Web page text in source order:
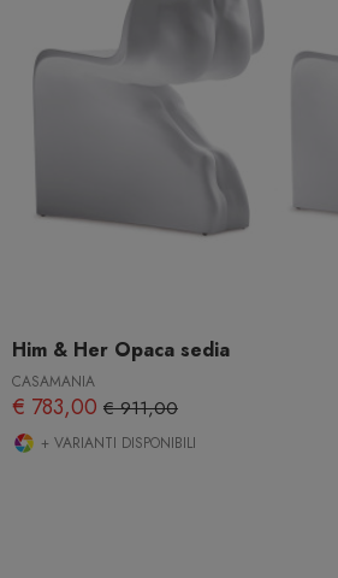
Him & Her Opaca sedia
CASAMANIA
€ 783,00 € 911,00
+ VARIANTI DISPONIBILI